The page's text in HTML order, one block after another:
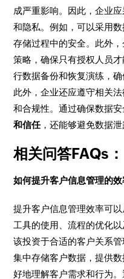
成严重影响。因此，企业
和隐私。例如，可以采用
存储过程中的安全。此外
策略，确保只有授权人员
行数据备份和恢复演练，
此外，企业还应遵守相关
和合规性。通过确保数据
和信任，还能够避免数据泄
相关问答FAQs：
如何提升客户信息管理的效
提升客户信息管理效率可
工具的使用、流程的优化
该投资于合适的客户关系
集中存储客户数据，提供
好地理解客户需求和行为